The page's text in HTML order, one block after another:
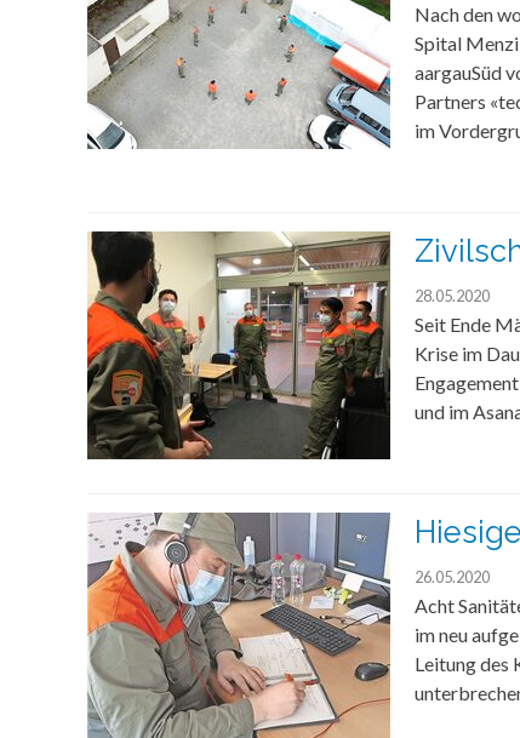
Nach den
Spital
aargauSüd
Partners
im
28.05.2020
Seit Ende
Krise im
und im
26.05.2020
Acht
im neu
Leitung des